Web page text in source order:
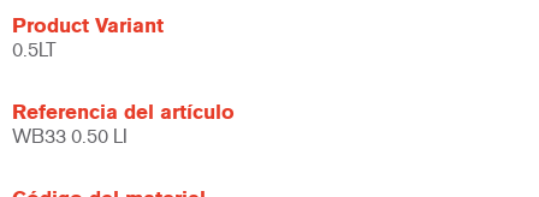
Product Variant
0.5LT
Referencia del artículo
WB33 0.50 LI